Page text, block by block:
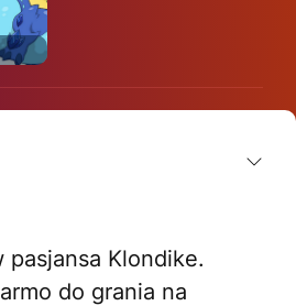
pasjansa Klondike.
do grania na